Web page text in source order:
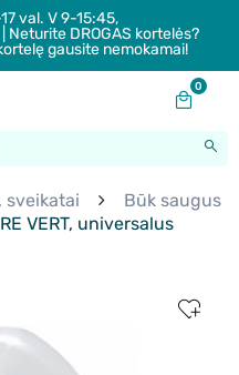
val. V 9-15:45,
DROGAS kortelės?
gausite nemokamai!
0
sveikatai
Būk saugus
VERT, universalus